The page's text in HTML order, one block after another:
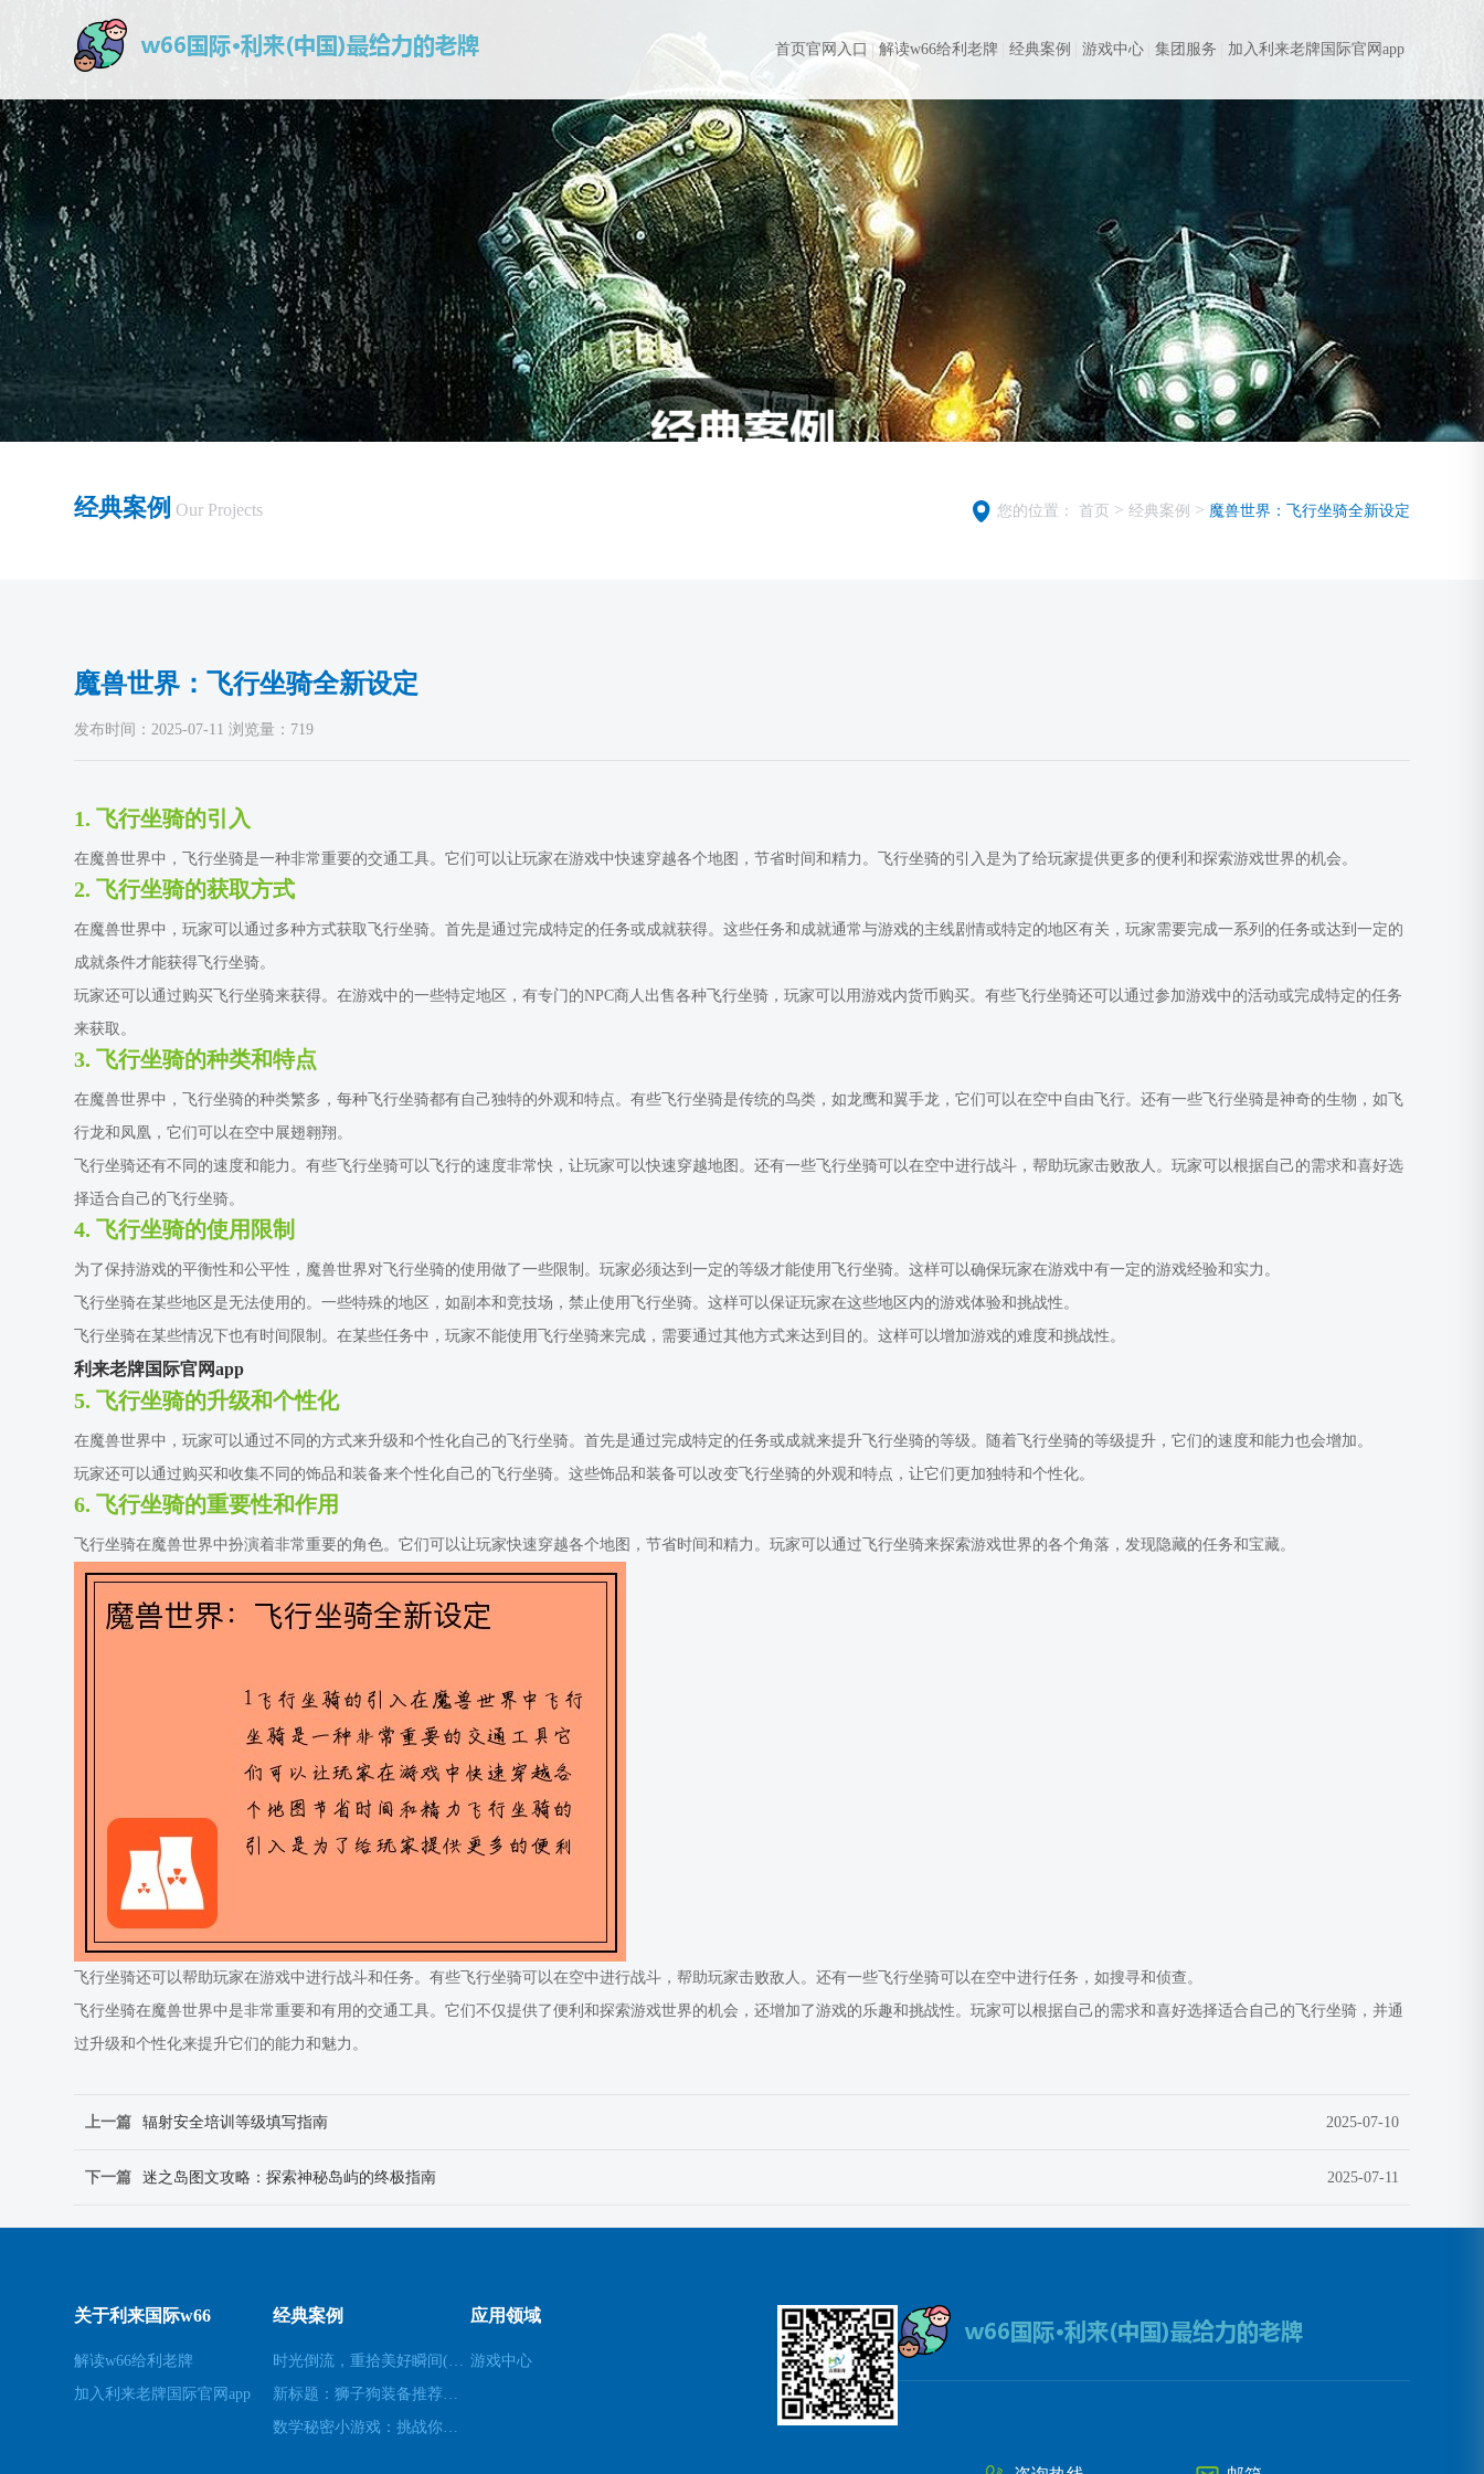
首页官网入口 解读w66给利老牌 经典案例 游戏中心 集团服务 加入利来老牌国际官网app
经典案例 Our Projects 您的位置： 首页 > 经典案例 > 魔兽世界：飞行坐骑全新设定
魔兽世界：飞行坐骑全新设定
发布时间：2025-07-11 浏览量：719
1. 飞行坐骑的引入
在魔兽世界中，飞行坐骑是一种非常重要的交通工具。它们可以让玩家在游戏中快速穿越各个地图，节省时间和精力。飞行坐骑的引入是为了给玩家提供更多的便利和探索游戏世界的机会。
2. 飞行坐骑的获取方式
在魔兽世界中，玩家可以通过多种方式获取飞行坐骑。首先是通过完成特定的任务或成就获得。这些任务和成就通常与游戏的主线剧情或特定的地区有关，玩家需要完成一系列的任务或达到一定的
成就条件才能获得飞行坐骑。
玩家还可以通过购买飞行坐骑来获得。在游戏中的一些特定地区，有专门的NPC商人出售各种飞行坐骑，玩家可以用游戏内货币购买。有些飞行坐骑还可以通过参加游戏中的活动或完成特定的任务
来获取。
3. 飞行坐骑的种类和特点
在魔兽世界中，飞行坐骑的种类繁多，每种飞行坐骑都有自己独特的外观和特点。有些飞行坐骑是传统的鸟类，如龙鹰和翼手龙，它们可以在空中自由飞行。还有一些飞行坐骑是神奇的生物，如飞
行龙和凤凰，它们可以在空中展翅翱翔。
飞行坐骑还有不同的速度和能力。有些飞行坐骑可以飞行的速度非常快，让玩家可以快速穿越地图。还有一些飞行坐骑可以在空中进行战斗，帮助玩家击败敌人。玩家可以根据自己的需求和喜好选
择适合自己的飞行坐骑。
4. 飞行坐骑的使用限制
为了保持游戏的平衡性和公平性，魔兽世界对飞行坐骑的使用做了一些限制。玩家必须达到一定的等级才能使用飞行坐骑。这样可以确保玩家在游戏中有一定的游戏经验和实力。
飞行坐骑在某些地区是无法使用的。一些特殊的地区，如副本和竞技场，禁止使用飞行坐骑。这样可以保证玩家在这些地区内的游戏体验和挑战性。
飞行坐骑在某些情况下也有时间限制。在某些任务中，玩家不能使用飞行坐骑来完成，需要通过其他方式来达到目的。这样可以增加游戏的难度和挑战性。
利来老牌国际官网app
5. 飞行坐骑的升级和个性化
在魔兽世界中，玩家可以通过不同的方式来升级和个性化自己的飞行坐骑。首先是通过完成特定的任务或成就来提升飞行坐骑的等级。随着飞行坐骑的等级提升，它们的速度和能力也会增加。
玩家还可以通过购买和收集不同的饰品和装备来个性化自己的飞行坐骑。这些饰品和装备可以改变飞行坐骑的外观和特点，让它们更加独特和个性化。
6. 飞行坐骑的重要性和作用
飞行坐骑在魔兽世界中扮演着非常重要的角色。它们可以让玩家快速穿越各个地图，节省时间和精力。玩家可以通过飞行坐骑来探索游戏世界的各个角落，发现隐藏的任务和宝藏。
飞行坐骑还可以帮助玩家在游戏中进行战斗和任务。有些飞行坐骑可以在空中进行战斗，帮助玩家击败敌人。还有一些飞行坐骑可以在空中进行任务，如搜寻和侦查。
飞行坐骑在魔兽世界中是非常重要和有用的交通工具。它们不仅提供了便利和探索游戏世界的机会，还增加了游戏的乐趣和挑战性。玩家可以根据自己的需求和喜好选择适合自己的飞行坐骑，并通
过升级和个性化来提升它们的能力和魅力。
上一篇 辐射安全培训等级填写指南 2025-07-10
下一篇 迷之岛图文攻略：探索神秘岛屿的终极指南 2025-07-11
关于利来国际w66
解读w66给利老牌
加入利来老牌国际官网app
经典案例
时光倒流，重拾美好瞬间(原标题：时光倒流，重拾美好瞬间新标题：重温过去，再次感受美好)
新标题：狮子狗装备推荐，让你成为无敌战士！(狮子狗装备推荐——打造无敌战士！)
数学秘密小游戏：挑战你的数学技能(挑战数学技能的密令：解开数学秘密小游戏的谜题)
应用领域
游戏中心